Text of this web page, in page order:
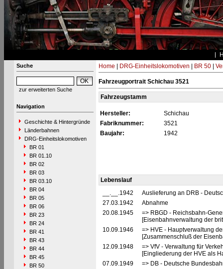
Suche
zur erweiterten Suche
Navigation
Geschichte & Hintergründe
Länderbahnen
DRG-Einheitslokomotiven
BR 01
BR 01.10
BR 02
BR 03
BR 03.10
BR 04
BR 05
BR 06
BR 23
BR 24
BR 41
BR 43
BR 44
BR 45
BR 50
Home DRG-Einheitslokomotiven BR 50|
Fahrzeugportrait Schichau 3521
Fahrzeugstamm
Hersteller:
Schichau
Fabriknummer:
3521
Baujahr:
1942
Lebenslauf
__.__.1942
Auslieferung an DRB -
27.03.1942
Abnahme
20.08.1945
=> RBGD - Reichsbahn-
[Eisenbahnverwaltung der
10.09.1946
=> HVE - Hauptverwaltung
[Zusammenschluß der
12.09.1948
=> VfV - Verwaltung für
[Eingliederung der HVE als
07.09.1949
=> DB - Deutsche